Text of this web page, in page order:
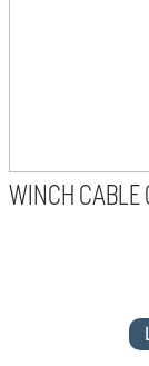
WINCH CABLE